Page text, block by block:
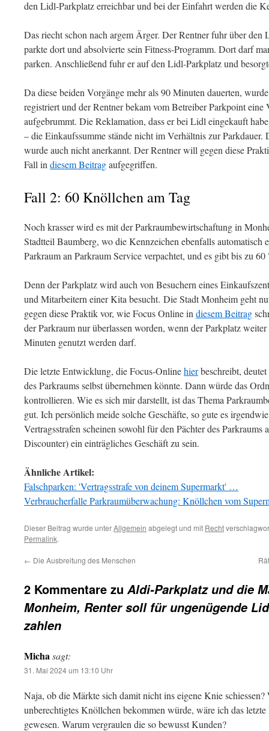
den Lidl-Parkplatz erreichbar und bei der Einfahrt werden die
Das riecht schon nach argem Ärger. Der Rentner fuhr über
parkte dort und absolvierte sein Fitness-Programm. Dort darf
parken. Anschließend fuhr er auf den Lidl-Parkplatz und
Da diese beiden Vorgänge mehr als 90 Minuten dauerten,
registriert und der Rentner bekam vom Betreiber Parkpoint
aufgebrummt. Die Reklamation, dass er bei Lidl eingekauft
– die Einkaufssumme stände nicht im Verhältnis zur Parkdauer.
wurde auch nicht anerkannt. Der Rentner will gegen diese
Fall in diesem Beitragaufgegriffen.
Fall 2: 60 Knöllchen am Tag
Noch krasser wird es mit der Parkraumbewirtschaftung in
Stadtteil Baumberg, wo die Kennzeichen ebenfalls automatisch
Parkraum an Parkraum Service verpachtet, und es gibt bis zu
Denn der Parkplatz wird auch von Besuchern eines
und Mitarbeitern einer Kita besucht. Die Stadt Monheim geht
gegen diese Praktik vor, wie Focus Online in diesem Beitrag
der Parkraum nur überlassen worden, wenn der Parkplatz
Minuten genutzt werden darf.
Die letzte Entwicklung, die Focus-Onlinehierbeschreibt,
des Parkraums selbst übernehmen könnte. Dann würde das
kontrollieren. Wie es sich mir darstellt, ist das Thema
gut. Ich persönlich meide solche Geschäfte, so gute es
Vertragsstrafen scheinen sowohl für den Pächter des Parkraums
Discounter) ein einträgliches Geschäft zu sein.
Ähnliche Artikel:
Falschparken: 'Vertragsstrafe von deinem Supermarkt' …
Verbraucherfalle Parkraumüberwachung: Knöllchen vom
Dieser Beitrag wurde unterAllgemein abgelegt und mit Recht
Permalink.
← Die Ausbreitung des Menschen
2 Kommentare zu Aldi-Parkplatz und die
Monheim, Renter soll für ungenügende
zahlen
Michasagt:
31. Mai 2024 um 13:10 Uhr
Naja, ob die Märkte sich damit nicht ins eigene Knie
unberechtigtes Knöllchen bekommen würde, wäre ich das
gewesen. Warum vergraulen die so bewusst Kunden?